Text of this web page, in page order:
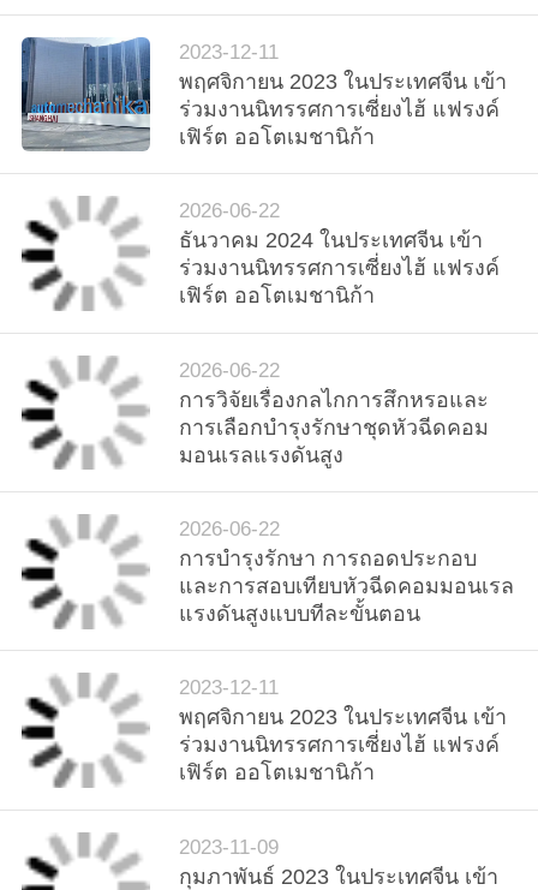
2023-12-11
พฤศจิกายน 2023 ในประเทศจีน เข้า
ร่วมงานนิทรรศการเซี่ยงไฮ้ แฟรงค์
เฟิร์ต ออโตเมชานิก้า
2026-06-22
ธันวาคม 2024 ในประเทศจีน เข้า
ร่วมงานนิทรรศการเซี่ยงไฮ้ แฟรงค์
เฟิร์ต ออโตเมชานิก้า
2026-06-22
การวิจัยเรื่องกลไกการสึกหรอและ
การเลือกบำรุงรักษาชุดหัวฉีดคอม
มอนเรลแรงดันสูง
2026-06-22
การบำรุงรักษา การถอดประกอบ
และการสอบเทียบหัวฉีดคอมมอนเรล
แรงดันสูงแบบทีละขั้นตอน
2023-12-11
พฤศจิกายน 2023 ในประเทศจีน เข้า
ร่วมงานนิทรรศการเซี่ยงไฮ้ แฟรงค์
เฟิร์ต ออโตเมชานิก้า
2023-11-09
กุมภาพันธ์ 2023 ในประเทศจีน เข้า